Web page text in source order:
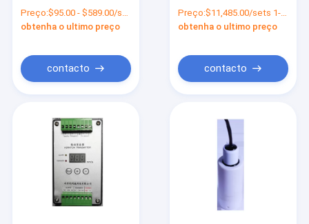
rotativas
Preço:$95.00 - $589.00/sets
obtenha o ultimo preço
contacto
detecção de
deslocamento e
Preço:$11,485.00/sets 1-9 sets
obtenha o ultimo preço
contacto